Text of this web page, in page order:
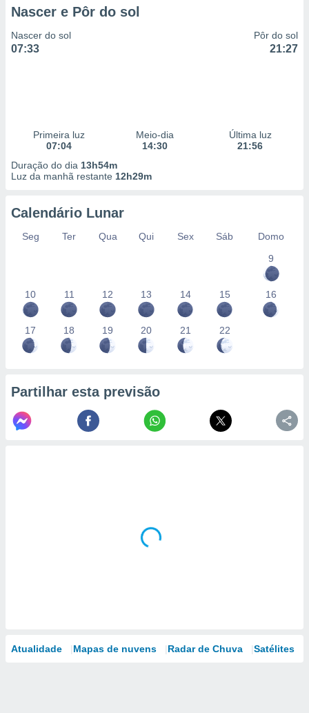
Nascer e Pôr do sol
Nascer do sol
07:33
Pôr do sol
21:27
Primeira luz
07:04
Meio-dia
14:30
Última luz
21:56
Duração do dia 13h54m
Luz da manhã restante 12h29m
Calendário Lunar
Seg Ter Qua Qui Sex Sáb
Domo
9
10 11 12 13 14 15 16
17 18 19 20 21 22
Partilhar esta previsão
Atualidade Mapas de nuvens Radar de Chuva Satélites